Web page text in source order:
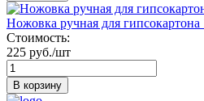
Ножовка ручная для
Стоимость:
225 руб./шт
В корзину